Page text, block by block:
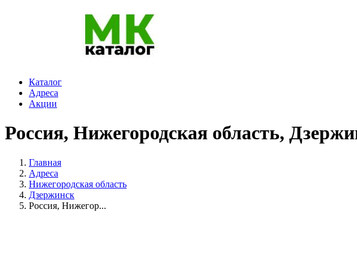
Каталог
Адреса
Акции
Россия, Нижегородская область,
Главная
Адреса
Нижегородская область
Дзержинск
Россия, Нижегор...